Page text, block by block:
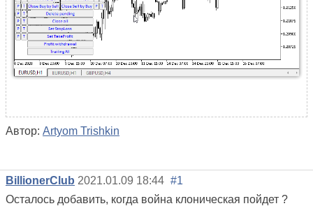
Автор: Artyom Trishkin
BillionerClub 2021.01.09 18:44 #1
Осталось добавить, когда война клоническая пойдет ?